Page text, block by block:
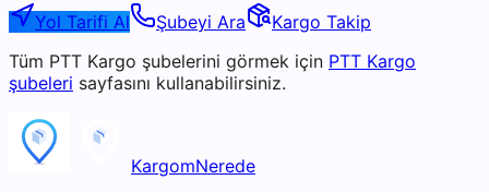
Yol Tarifi Al Şubeyi Ara
Kargo Takip
Tüm PTT Kargo şubelerini görmek için PTT Kargo
şubeleri sayfasını kullanabilirsiniz.
KargomNerede